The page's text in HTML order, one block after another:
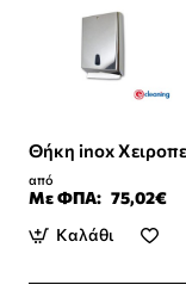
Θήκη inox
από
Με ΦΠΑ: 75,02€
Καλάθι